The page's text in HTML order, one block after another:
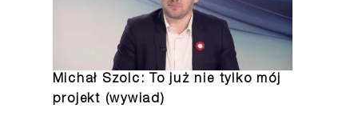
Michał Szolc: To już nie tylko mój
projekt (wywiad)